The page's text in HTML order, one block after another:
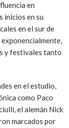
en
inicios en su
en el sur de
exponencialmente,
y festivales tanto
en el estudio,
como Paco
el alemán Nick
marcados por